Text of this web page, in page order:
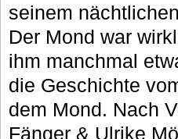
seinem
Der Mond war
ihm manchmal
die Geschichte
dem Mond. Nach
Fänger & Ulrike